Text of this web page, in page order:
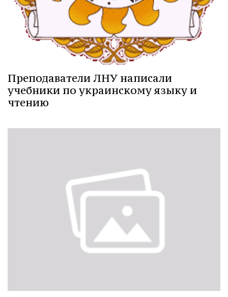
Преподаватели ЛНУ написали
учебники по украинскому языку и
чтению